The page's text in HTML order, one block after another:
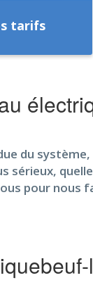
tarifs
du
pour nous